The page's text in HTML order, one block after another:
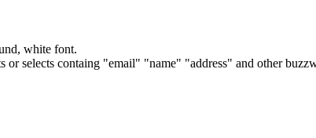
white font.
selects containg "email" "name" "address" and other